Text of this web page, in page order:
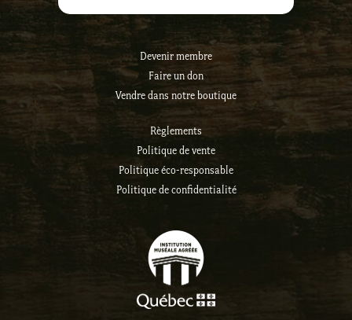
Devenir membre
Faire un don
Vendre dans notre boutique
Règlements
Politique de vente
Politique éco-responsable
Politique de confidentialité